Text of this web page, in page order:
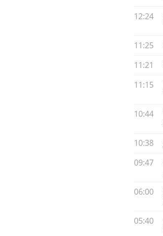
12:24
11:25
11:21
11:15
10:44
10:38
09:47
06:00
05:40